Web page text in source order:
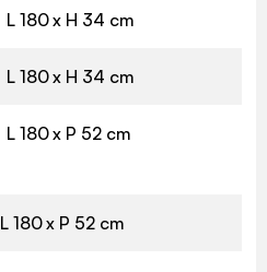
L 180 x H 34 cm
L 180 x H 34 cm
L 180 x P 52 cm
L 180 x P 52 cm